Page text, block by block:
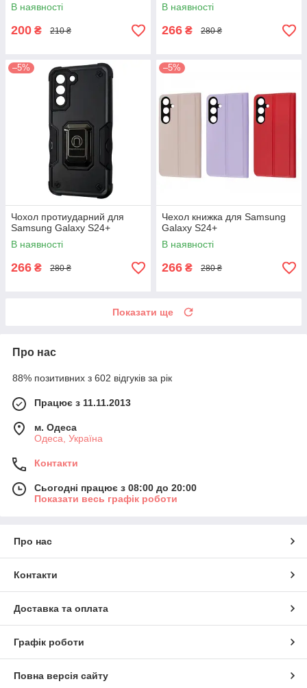
В наявності
200 ₴ 210 ₴
В наявності
266 ₴ 280 ₴
–5%
Чохол протиударний для
Samsung Galaxy S24+
В наявності
266 ₴ 280 ₴
–5%
Чехол книжка для Samsung
Galaxy S24+
В наявності
266 ₴ 280 ₴
Показати ще
Про нас
88% позитивних з 602 відгуків за рік
Працює з 11.11.2013
м. Одеса
Одеса, Україна
Контакти
Сьогодні працює з 08:00 до 20:00
Показати весь графік роботи
Про нас
Контакти
Доставка та оплата
Графік роботи
Повна версія сайту